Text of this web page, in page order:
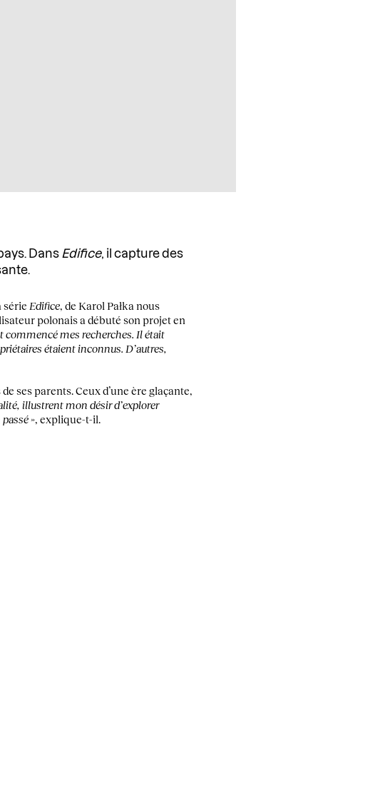
Dans Edifice, il capture des
série Edifice, de Karol Pałka nous
polonais a débuté son projet en
commencé mes recherches. Il était
étaient inconnus. D’autres,
ses parents. Ceux d’une ère glaçante,
illustrent mon désir d’explorer
», explique-t-il.